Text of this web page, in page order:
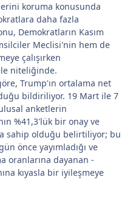
koruma konusunda
daha fazla
Demokratların Kasım
Meclisi'nin hem de
çalışırken
niteliğinde.
Trump'ın ortalama net
bildiriliyor. 19 Mart ile 7
anketlerin
%41,3'lük bir onay ve
sahip olduğu belirtiliyor; bu
önce yayımladığı ve
oranlarına dayanan -
kıyasla bir iyileşmeye